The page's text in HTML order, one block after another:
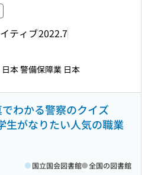
ティブ2022.7
本 警備保障業 日本
わかる警察のクイズ
生がなりたい人気の職業
国立国会図書館 全国の図書館